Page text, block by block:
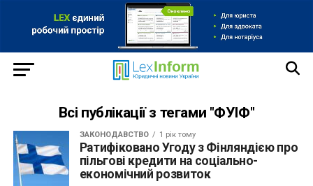
Всі публікації з тегами "ФУІФ"
ЗАКОНОДАВСТВО 1 рік тому
Ратифіковано Угоду з Фінляндією про
пільгові кредити на соціально-
економічний розвиток